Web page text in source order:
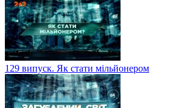
129 випуск. Як стати мільйонером